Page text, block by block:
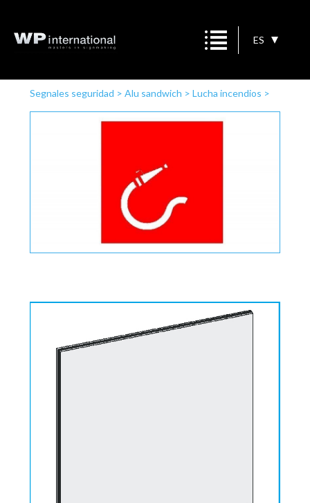
ES
Segnales seguridad > Alu sandwich > Lucha incendios >
Boca de incendio